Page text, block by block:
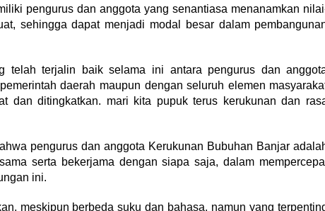
pengurus dan anggota yang senantiasa menanamkan
sehingga dapat menjadi modal besar dalam
telah terjalin baik selama ini antara pengurus dan
daerah maupun dengan seluruh elemen
dan ditingkatkan. mari kita pupuk terus kerukunan dan
pengurus dan anggota Kerukunan Bubuhan Banjar
serta bekerjama dengan siapa saja, dalam
ini.
meskipun berbeda suku dan bahasa, namun yang